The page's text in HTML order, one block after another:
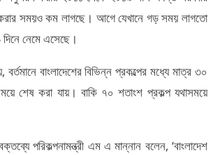
সময়ও কম লাগছে। আগে যেখানে গড় সময় লাগতো
নেমে এসেছে।
বাংলাদেশের বিভিন্ন প্রকল্পের মধ্যে মাত্র ৩০
শেষ করা যায়। বাকি ৭০ শতাংশ প্রকল্প যথাসময়ে
পরিকল্পনামন্ত্রী এম এ মান্নান বলেন, ‘বাংলাদেশ